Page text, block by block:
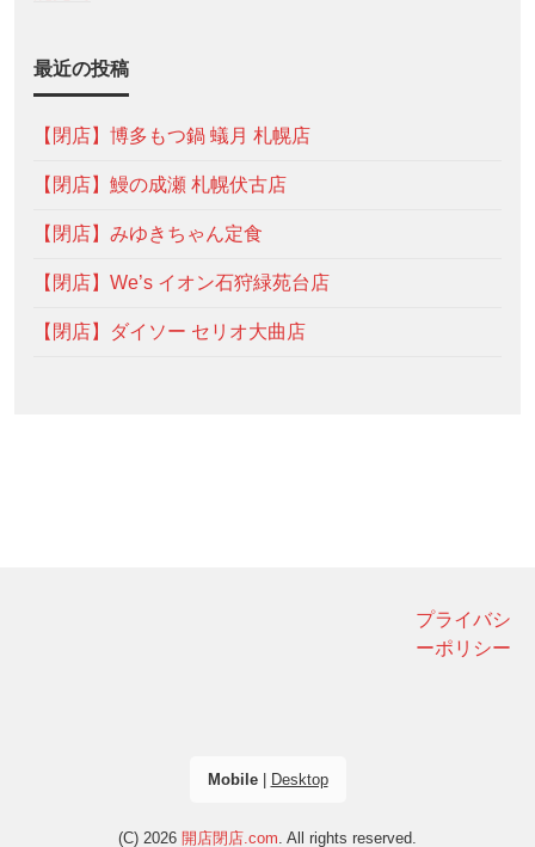
最近の投稿
【閉店】博多もつ鍋 蟻月 札幌店
【閉店】鰻の成瀬 札幌伏古店
【閉店】みゆきちゃん定食
【閉店】We’s イオン石狩緑苑台店
【閉店】ダイソー セリオ大曲店
プライバシ
ーポリシー
Mobile| Desktop
(C) 2026 開店閉店.com. All rights reserved.